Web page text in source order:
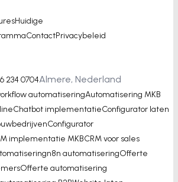
Huidige
ContactPrivacybeleid
234 0704Almere, Nederland
automatiseringAutomatisering MKB
Chatbot implementatieConfigurator laten
Configurator
implementatie MKBCRM voor sales
n8n automatiseringOfferte
Offerte automatisering